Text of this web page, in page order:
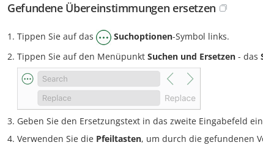
Gefundene Übereinstimmungen ersetzen
Tippen Sie auf das Suchoptionen-Symbol links.
Tippen Sie auf den Menüpunkt Suchen und Ersetzen - das
Geben Sie den Ersetzungstext in das zweite Eingabefeld
Verwenden Sie die Pfeiltasten, um durch die gefundenen